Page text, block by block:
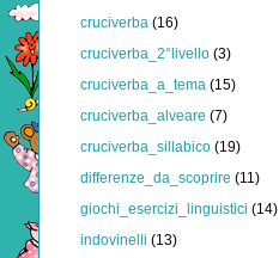
cruciverba (16)
cruciverba_2°livello (3)
cruciverba_a_tema (15)
cruciverba_alveare (7)
cruciverba_sillabico (19)
differenze_da_scoprire (11)
giochi_esercizi_linguistici (14)
indovinelli (13)